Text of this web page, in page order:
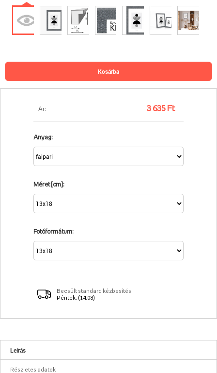
Ár: 3 635 Ft
Anyag:
Méret [cm]:
Fotóformátum:
Becsült standard kézbesítés:
Péntek. (14.08)
kosárba
Leírás
Részletes adatok